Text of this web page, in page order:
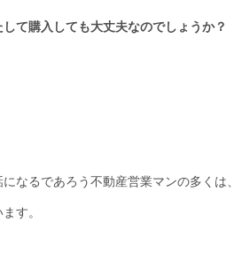
て購入しても大丈夫なのでしょうか？
なるであろう不動産営業マンの多くは、
す。